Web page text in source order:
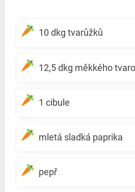
10 dkg tvarůžků
12,5 dkg měkkého
1 cibule
mletá sladká paprika
pepř